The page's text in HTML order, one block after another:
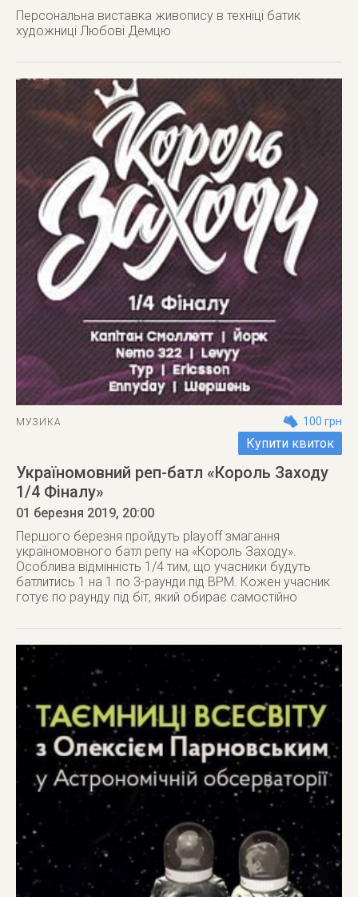
Персональна виставка живопису в техніці батик
художниці Любові Демцю
МУЗИКА 100 грн
Купити квиток
Україномовний реп-батл «Король Заходу
1/4 Фіналу»
01 березня 2019, 20:00
Першого березня пройдуть playoff змагання
україномовного батл репу на «Король Заходу».
Особлива відмінність 1/4 тим, що учасники будуть
батлитись 1 на 1 по 3-раунди під BPM. Кожен учасник
готує по раунду під біт, який обирає самостійно